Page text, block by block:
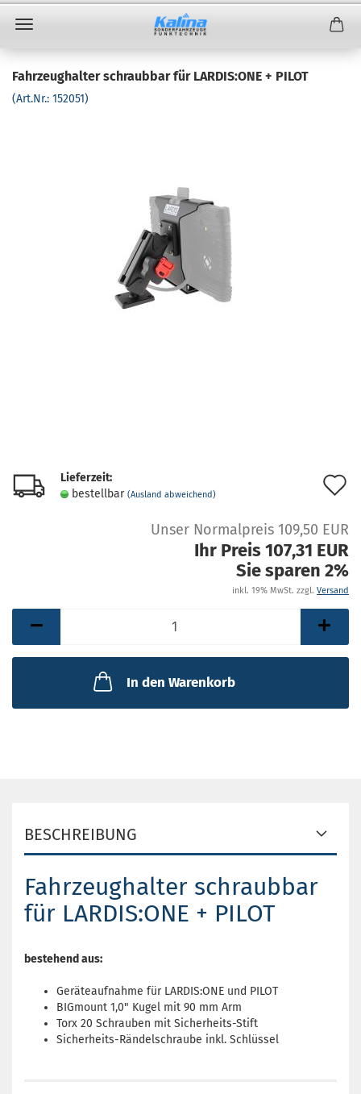
Fahrzeughalter schraubbar für LARDIS:ONE + PILOT
(Art.Nr.: 152051)
Lieferzeit:
bestellbar (Ausland abweichend)
Unser Normalpreis 109,50 EUR
Ihr Preis 107,31 EUR
Sie sparen 2%
inkl. 19% MwSt. zzgl. Versand
In den Warenkorb
BESCHREIBUNG
Fahrzeughalter schraubbar
für LARDIS:ONE + PILOT
bestehend aus:
Geräteaufnahme für LARDIS:ONE und PILOT
BIGmount 1,0" Kugel mit 90 mm Arm
Torx 20 Schrauben mit Sicherheits-Stift
Sicherheits-Rändelschraube inkl. Schlüssel